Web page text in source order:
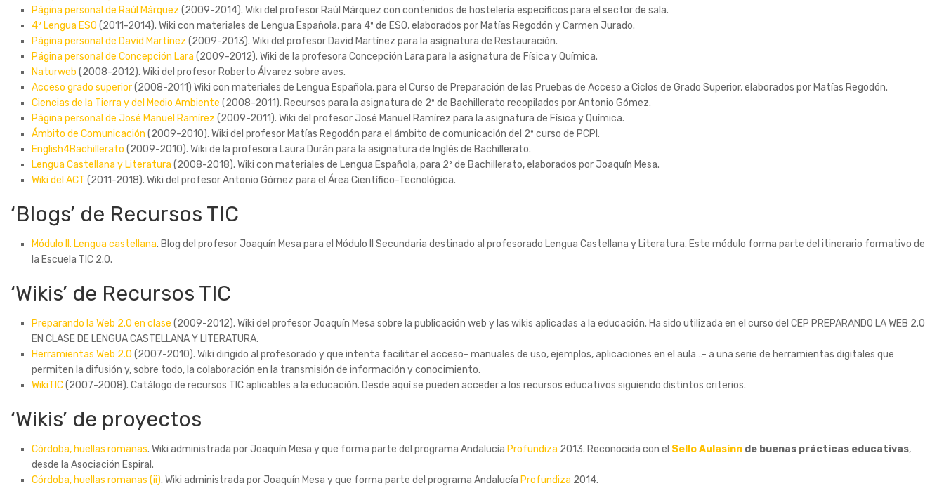
Página personal de Raúl Márquez (2009-2014). Wiki del profesor Raúl Márquez con contenidos de hostelería específicos para el sector de sala.
4º Lengua ESO (2011-2014). Wiki con materiales de Lengua Española, para 4º de ESO, elaborados por Matías Regodón y Carmen Jurado.
Página personal de David Martínez (2009-2013). Wiki del profesor David Martínez para la asignatura de Restauración.
Página personal de Concepción Lara (2009-2012). Wiki de la profesora Concepción Lara para la asignatura de Física y Química.
Naturweb (2008-2012). Wiki del profesor Roberto Álvarez sobre aves.
Acceso grado superior(2008-2011) Wiki con materiales de Lengua Española, para el Curso de Preparación de las Pruebas de Acceso a Ciclos de Grado Superior, elaborados por Matías Regodón.
Ciencias de la Tierra y del Medio Ambiente (2008-2011). Recursos para la asignatura de 2º de Bachillerato recopilados por Antonio Gómez.
Página personal de José Manuel Ramírez (2009-2011). Wiki del profesor José Manuel Ramírez para la asignatura de Física y Química.
Ámbito de Comunicación (2009-2010). Wiki del profesor Matías Regodón para el ámbito de comunicación del 2º curso de PCPI.
English4Bachillerato (2009-2010). Wiki de la profesora Laura Durán para la asignatura de Inglés de Bachillerato.
Lengua Castellana y Literatura (2008-2018). Wiki con materiales de Lengua Española, para 2º de Bachillerato, elaborados por Joaquín Mesa.
Wiki del ACT (2011-2018). Wiki del profesor Antonio Gómez para el Área Científico-Tecnológica.
‘Blogs’ de Recursos TIC
Módulo II. Lengua castellana. Blog del profesor Joaquín Mesa para el Módulo II Secundaria destinado al profesorado Lengua Castellana y Literatura. Este módulo forma parte del itinerario formativo de
la Escuela TIC 2.0.
‘Wikis’ de Recursos TIC
Preparando la Web 2.0 en clase (2009-2012). Wiki del profesor Joaquín Mesa sobre la publicación web y las wikis aplicadas a la educación. Ha sido utilizada en el curso del CEP PREPARANDO LA WEB 2.O
EN CLASE DE LENGUA CASTELLANA Y LITERATURA.
Herramientas Web 2.0 (2007-2010). Wiki dirigido al profesorado y que intenta facilitar el acceso- manuales de uso, ejemplos, aplicaciones en el aula…- a una serie de herramientas digitales que
permiten la difusión y, sobre todo, la colaboración en la transmisión de información y conocimiento.
WikiTIC(2007-2008). Catálogo de recursos TIC aplicables a la educación. Desde aquí se pueden acceder a los recursos educativos siguiendo distintos criterios.
‘Wikis’ de proyectos
Córdoba, huellas romanas. Wiki administrada por Joaquín Mesa y que forma parte del programa Andalucía Profundiza 2013. Reconocida con el Sello Aulasinn de buenas prácticas educativas,
desde la Asociación Espiral.
Córdoba, huellas romanas (ii). Wiki administrada por Joaquín Mesa y que forma parte del programa Andalucía Profundiza 2014.